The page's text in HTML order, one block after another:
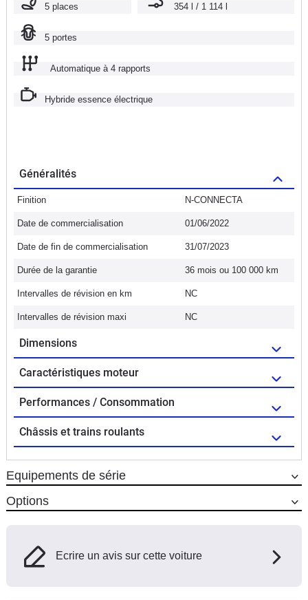
5 places 354 l / 1 114 l
5 portes
Automatique à 4 rapports
Hybride essence électrique
Généralités
Finition N-CONNECTA
Date de commercialisation 01/06/2022
Date de fin de commercialisation 31/07/2023
Durée de la garantie 36 mois ou 100 000 km
Intervalles de révision en km NC
Intervalles de révision maxi NC
Dimensions
Caractéristiques moteur
Performances / Consommation
Châssis et trains roulants
Equipements de série
Options
Ecrire un avis sur cette voiture